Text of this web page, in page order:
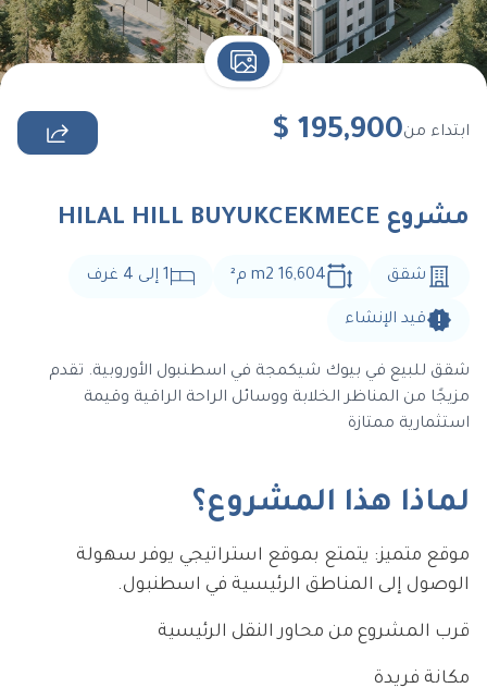
ابتداء من195,900
$
مشروع HILAL HILL BUYUKCEKMECE
شقق 16,604 m2 م²
1 إلى غرف
قيد الإنشاء
شقق للبيع في بيوك شيكمجة في اسطنبول الأوروبية. تقدم
مزيجًا من المناظر الخلابة ووسائل الراحة الراقية وقيمة
استثمارية ممتازة
لماذا هذا المشروع؟
موقع متميز: يتمتع بموقع استراتيجي يوفر سهولة
الوصول إلى المناطق الرئيسية في اسطنبول.
قرب المشروع من محاور النقل الرئيسية
مكانة فريدة